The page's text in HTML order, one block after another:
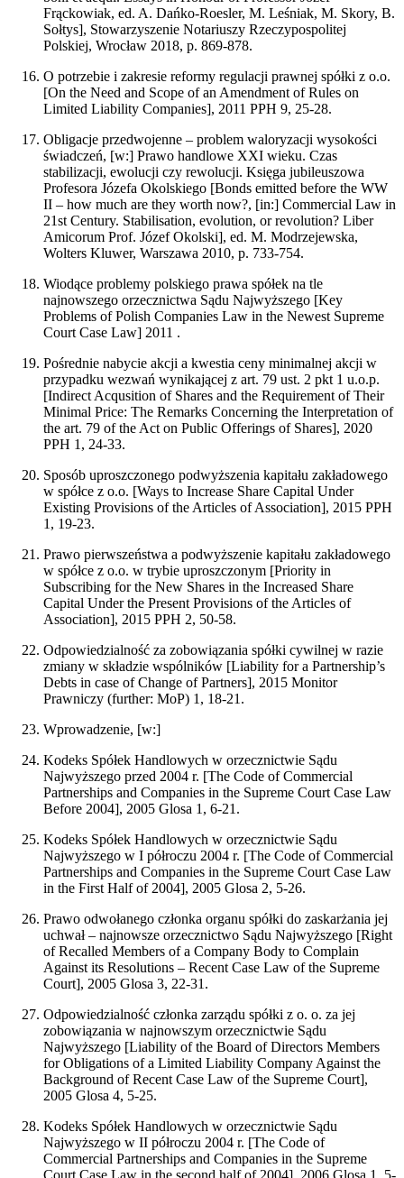
Frąckowiak, ed. A. Dańko-Roesler, M. Leśniak, M. Skory, B.
Sołtys], Stowarzyszenie Notariuszy Rzeczypospolitej
Polskiej, Wrocław 2018, p. 869-878.
O potrzebie i zakresie reformy regulacji prawnej spółki z o.o.
[On the Need and Scope of an Amendment of Rules on
Limited Liability Companies], 2011 PPH 9, 25-28.
Obligacje przedwojenne – problem waloryzacji wysokości
świadczeń, [w:] Prawo handlowe XXI wieku. Czas
stabilizacji, ewolucji czy rewolucji. Księga jubileuszowa
Profesora Józefa Okolskiego [Bonds emitted before the WW
II – how much are they worth now?, [in:] Commercial Law in
21st Century. Stabilisation, evolution, or revolution? Liber
Amicorum Prof. Józef Okolski], ed. M. Modrzejewska,
Wolters Kluwer, Warszawa 2010, p. 733-754.
Wiodące problemy polskiego prawa spółek na tle
najnowszego orzecznictwa Sądu Najwyższego [Key
Problems of Polish Companies Law in the Newest Supreme
Court Case Law] 2011 .
Pośrednie nabycie akcji a kwestia ceny minimalnej akcji w
przypadku wezwań wynikającej z art. 79 ust. 2 pkt 1 u.o.p.
[Indirect Acqusition of Shares and the Requirement of Their
Minimal Price: The Remarks Concerning the Interpretation of
the art. 79 of the Act on Public Offerings of Shares], 2020
PPH 1, 24-33.
Sposób uproszczonego podwyższenia kapitału zakładowego
w spółce z o.o. [Ways to Increase Share Capital Under
Existing Provisions of the Articles of Association], 2015 PPH
1, 19-23.
Prawo pierwszeństwa a podwyższenie kapitału zakładowego
w spółce z o.o. w trybie uproszczonym [Priority in
Subscribing for the New Shares in the Increased Share
Capital Under the Present Provisions of the Articles of
Association], 2015 PPH 2, 50-58.
Odpowiedzialność za zobowiązania spółki cywilnej w razie
zmiany w składzie wspólników [Liability for a Partnership’s
Debts in case of Change of Partners], 2015 Monitor
Prawniczy (further: MoP) 1, 18-21.
Wprowadzenie, [w:]
Kodeks Spółek Handlowych w orzecznictwie Sądu
Najwyższego przed 2004 r. [The Code of Commercial
Partnerships and Companies in the Supreme Court Case Law
Before 2004], 2005 Glosa 1, 6-21.
Kodeks Spółek Handlowych w orzecznictwie Sądu
Najwyższego w I półroczu 2004 r. [The Code of Commercial
Partnerships and Companies in the Supreme Court Case Law
in the First Half of 2004], 2005 Glosa 2, 5-26.
Prawo odwołanego członka organu spółki do zaskarżania jej
uchwał – najnowsze orzecznictwo Sądu Najwyższego [Right
of Recalled Members of a Company Body to Complain
Against its Resolutions – Recent Case Law of the Supreme
Court], 2005 Glosa 3, 22-31.
Odpowiedzialność członka zarządu spółki z o. o. za jej
zobowiązania w najnowszym orzecznictwie Sądu
Najwyższego [Liability of the Board of Directors Members
for Obligations of a Limited Liability Company Against the
Background of Recent Case Law of the Supreme Court],
2005 Glosa 4, 5-25.
Kodeks Spółek Handlowych w orzecznictwie Sądu
Najwyższego w II półroczu 2004 r. [The Code of
Commercial Partnerships and Companies in the Supreme